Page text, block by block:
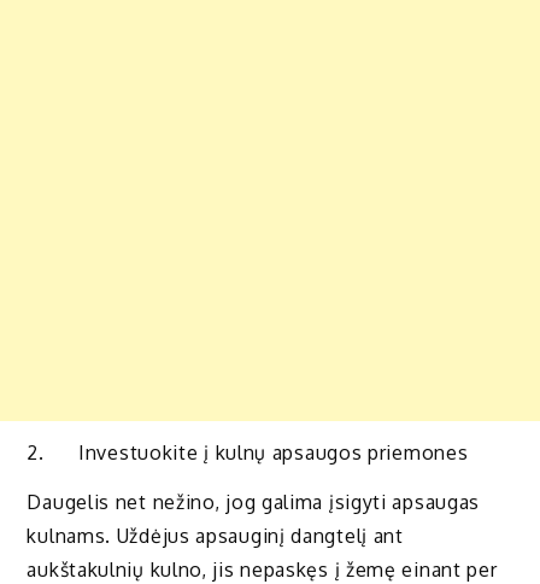
2. Investuokite į kulnų apsaugos priemones
Daugelis net nežino, jog galima įsigyti apsaugas
kulnams. Uždėjus apsauginį dangtelį ant
aukštakulnių kulno, jis nepaskęs į žemę einant per